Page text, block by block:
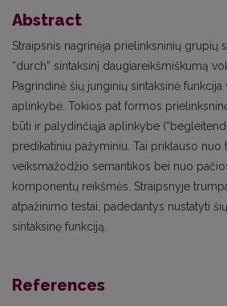
Abstract
Straipsnis nagrinėja prielinksninių grupių
“durch” sintaksinį daugiareikšmiškumą
Pagrindinė šių junginių sintaksinė
aplinkybė. Tokios pat formos
būti ir palydinčiąja aplinkybe
predikatiniu pažyminiu. Tai priklauso nuo
veiksmažodžio semantikos bei nuo
komponentų reikšmės. Straipsnyje
atpažinimo testai, padedantys nustatyti
sintaksinę funkciją.
References